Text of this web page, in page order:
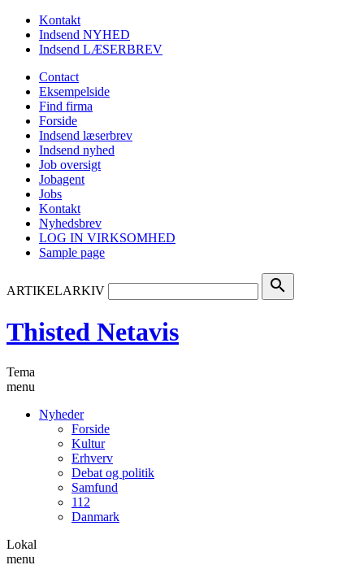
Kontakt
Indsend NYHED
Indsend LÆSERBREV
Contact
Eksempelside
Find firma
Forside
Indsend læserbrev
Indsend nyhed
Job oversigt
Jobagent
Jobs
Kontakt
Nyhedsbrev
LOG IN VIRKSOMHED
Sample page
ARTIKELARKIV search
Thisted Netavis
Tema
menu
Nyheder
Forside
Kultur
Erhverv
Debat og politik
Samfund
112
Danmark
Lokal
menu